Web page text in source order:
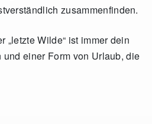
zusammenfinden.
„letzte Wilde“ ist immer dein
einer Form von Urlaub, die